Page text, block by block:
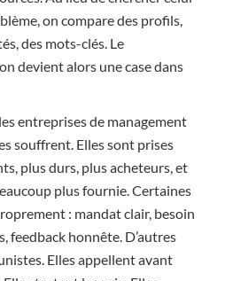
on compare des profils,
des mots-clés. Le
devient alors une case dans
entreprises de management
souffrent. Elles sont prises
plus durs, plus acheteurs, et
plus fournie. Certaines
: mandat clair, besoin
feedback honnête. D’autres
Elles appellent avant